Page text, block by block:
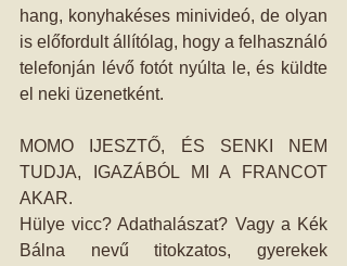
hang, konyhakéses minivideó, de olyan
is előfordult állítólag, hogy a felhasználó
telefonján lévő fotót nyúlta le, és küldte
el neki üzenetként.
MOMO IJESZTŐ, ÉS SENKI NEM
TUDJA, IGAZÁBÓL MI A FRANCOT
AKAR.
Hülye vicc? Adathalászat? Vagy a Kék
Bálna nevű titokzatos, gyerekek